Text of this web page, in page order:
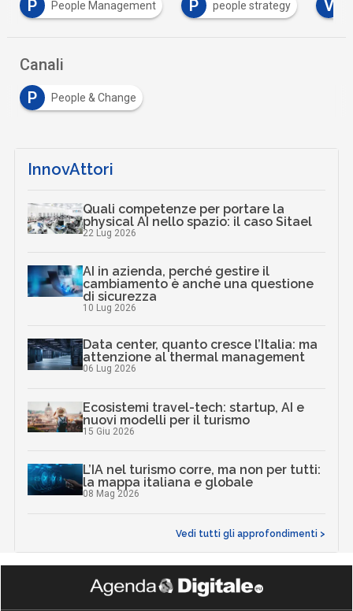
People Management P people strategy V
Canali
P
People & Change
InnovAttori
Quali competenze per portare la
physical AI nello spazio: il caso Sitael
22 Lug 2026
AI in azienda, perché gestire il
cambiamento è anche una questione
di sicurezza
10 Lug 2026
Data center, quanto cresce l’Italia: ma
attenzione al thermal management
06 Lug 2026
Ecosistemi travel-tech: startup, AI e
nuovi modelli per il turismo
15 Giu 2026
L’IA nel turismo corre, ma non per tutti:
la mappa italiana e globale
08 Mag 2026
Vedi tutti gli approfondimenti >